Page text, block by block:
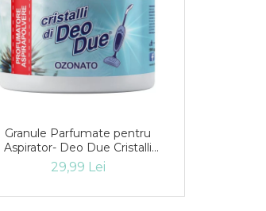
Granule Parfumate pentru
Aspirator- Deo Due Cristalli
Ozonato 500g
29,99 Lei